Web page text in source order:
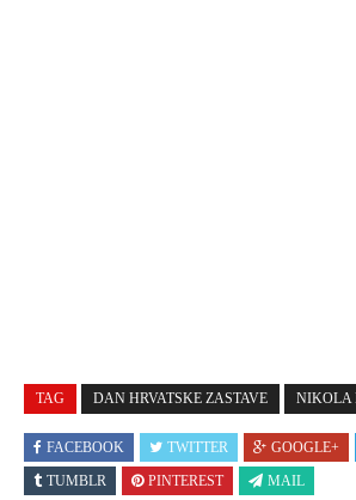
TAG DAN HRVATSKE ZASTAVE NIKOLA
FACEBOOK TWITTER GOOGLE+
TUMBLR
PINTEREST MAIL